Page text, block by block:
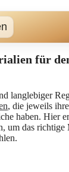
für
langlebiger
, die jeweils
haben. Hier
um das